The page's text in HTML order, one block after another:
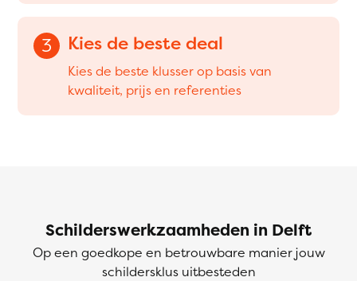
3 Kies de beste deal
Kies de beste klusser op basis van
kwaliteit, prijs en referenties
Schilderswerkzaamheden in Delft
Op een goedkope en betrouwbare manier jouw
schildersklus uitbesteden